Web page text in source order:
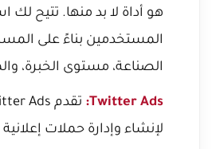
هو أداة لا بد منها. تتيح لك
المستخدمين بناءً على
الصناعة، مستوى الخبرة،
Twitter Ads:
لإنشاء وإدارة حملات